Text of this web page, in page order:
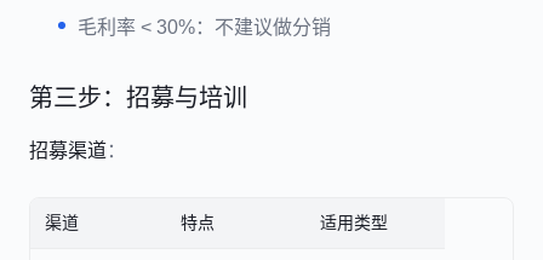
毛利率 < 30%：不建议做分销
第三步：招募与培训
招募渠道：
渠道 特点 适用类型